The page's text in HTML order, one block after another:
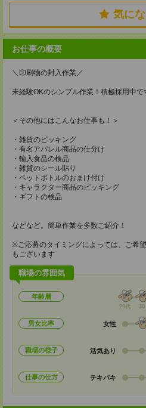
気にな
お仕事の概要
＼印刷物の封入作業／
未経験OKのシンプル作業！積極採用中で
＜その他にはこんなお仕事も！＞
・雑貨のピッキング
・有名アパレル商品の仕分け
・輸入食品の検品
・雑貨のシール貼り
・ペットボトルのおまけ付け
・キャラクター商品のピッキング
・ギフトの検品
などなど。簡単作業を多数ご紹介！
※ご応募のタイミングによっては、ご希
もございます
職場の雰囲気
年齢層
20代 30
男女比率 女性
職場の様子 活気あり
仕事の仕方 テキパキ